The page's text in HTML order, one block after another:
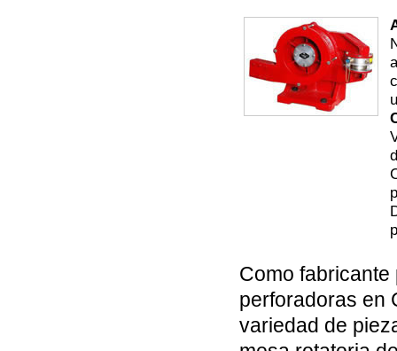
Como
perforadoras en
variedad de